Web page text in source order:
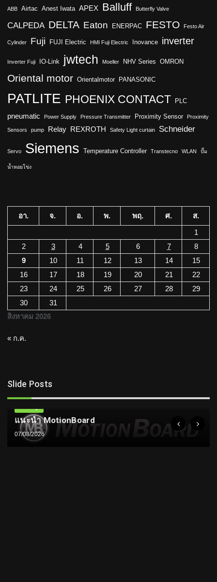
ABB Airtac Anest Iwata APEX Balluff Butterfly Valve
CALPEDA DELTA Eaton ENERPAC FESTO Festo Air
Cylinder Fuji FUJI Electric HMI Fuji Electric Inovance inverter
Inverter Fuji IO-Link jwtech Moeller NHV Series OMRON
Oriental motor Orientalmotor PANASONIC
PATLITE PHOENIX CONTACT PLC
pneumatic Power Supply Pressure Transmitter Proximity Sensor Proximity
Sensors pump Relay REXROTH Safety Light curtain Schneider
Servo Siemens Temperature Controller Transtecno WLAN ปั๊ม
น้ำหอยโข่ง
สิงหาคม 2026
อา. จ. อ. พ. พฤ. ศ.
ส.
1
2
3 4 5 6 7
8
9
10 11 12 13 14
15
16
17 18 19 20 21
22
23
24 25 26 27 28
29
30
31
« ก.ค.
Slide Posts
แนะนำ MotionBoard
07/08/2026